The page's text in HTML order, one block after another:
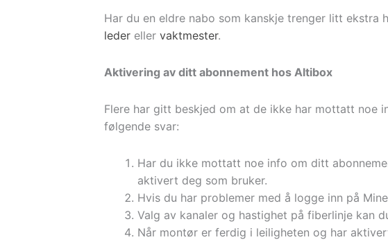
Har du en eldre nabo som kanskje trenger litt
leder eller vaktmester.
Aktivering av ditt abonnement hos Altibox
Flere har gitt beskjed om at de ikke har mottatt noe
følgende svar:
Har du ikke mottatt noe info om ditt
aktivert deg som bruker.
Hvis du har problemer med å logge inn på
Valg av kanaler og hastighet på fiberlinje kan
Når montør er ferdig i leiligheten og har